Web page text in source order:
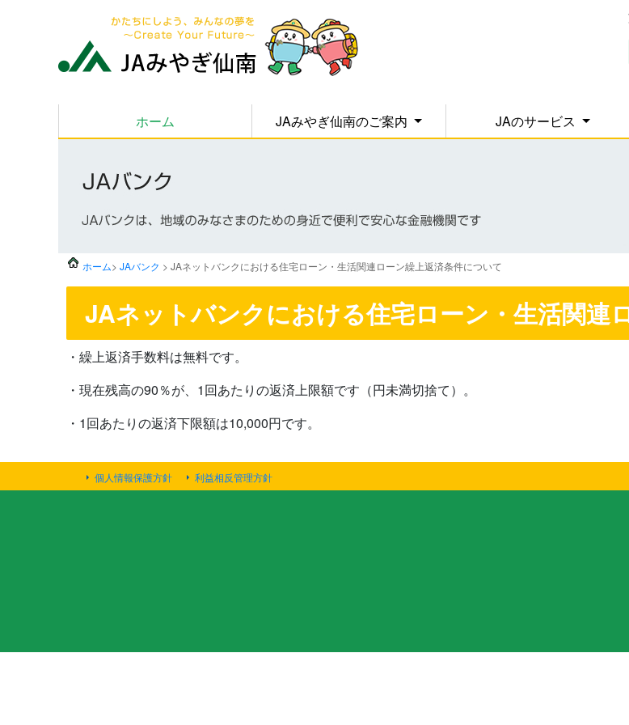
ホーム JAみやぎ仙南のご案内 JAのサービス
ホーム> JAバンク > JAネットバンクにおける住宅ローン・生活関連ローン繰上返済条件について
JAネットバンクにおける住宅ローン・生活関連
・繰上返済手数料は無料です。
・現在残高の90％が、1回あたりの返済上限額です（円未満切捨て）。
・1回あたりの返済下限額は10,000円です。
個人情報保護方針 利益相反管理方針